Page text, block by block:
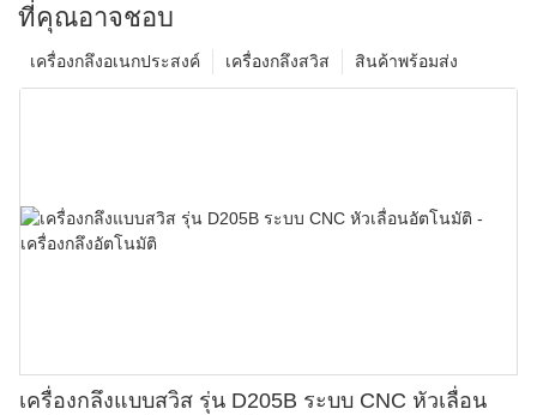
ที่คุณอาจชอบ
สินค้าพร้อมส่ง
เครื่องกลึงสวิส
เครื่องกลึงอเนกประสงค์
เครื่องกลึงแบบสวิส รุ่น D205B ระบบ CNC หัวเลื่อน